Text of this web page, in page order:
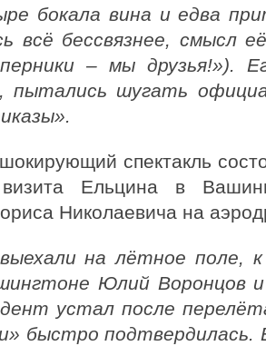
бокала вина и едва
всё бессвязнее, смысл
– мы друзья!»).
пытались шугать
спектакль
Ельцина в
Николаевича на
на лётное поле,
Юлий Воронцов
устал после
быстро подтвердилась.